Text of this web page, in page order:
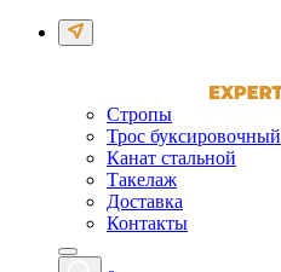
Стропы
Трос буксировочный
Канат стальной
Такелаж
Доставка
Контакты